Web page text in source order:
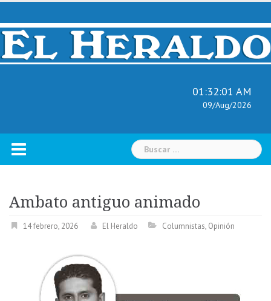
Skip
content
01:32:02 AM
09/Aug/2026
Buscar:
Ambato antiguo animado
14 febrero, 2026 El Heraldo Columnistas, Opinión